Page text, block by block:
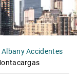
Albany Accidentes